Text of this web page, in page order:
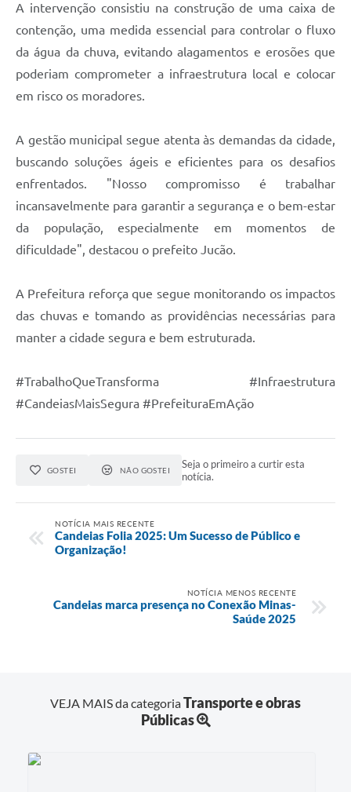
REMUME
Orientações COVID-19
Contratos
Legislação
Editais
Legislação para Concurso
combate à pandemia do COVID -19
Lei Aldir Blanc
Prestação de Contas Secretária de Saúde
A intervenção consistiu na construção de uma caixa de
contenção, uma medida essencial para controlar o fluxo
da água da chuva, evitando alagamentos e erosões que
poderiam comprometer a infraestrutura local e colocar
em risco os moradores.
A gestão municipal segue atenta às demandas da cidade,
buscando soluções ágeis e eficientes para os desafios
enfrentados. "Nosso compromisso é trabalhar
incansavelmente para garantir a segurança e o bem-estar
da população, especialmente em momentos de
dificuldade", destacou o prefeito Jucão.
A Prefeitura reforça que segue monitorando os impactos
das chuvas e tomando as providências necessárias para
manter a cidade segura e bem estruturada.
#TrabalhoQueTransforma #Infraestrutura
#CandeiasMaisSegura #PrefeituraEmAção
GOSTEI NÃO GOSTEI
Seja o primeiro a curtir esta
notícia.
NOTÍCIA MAIS RECENTE
Candeias Folia 2025: Um Sucesso de Público e
Organização!
NOTÍCIA MENOS RECENTE
Candeias marca presença no Conexão Minas-
Saúde 2025
VEJA MAIS da categoriaTransporte e obras
Públicas